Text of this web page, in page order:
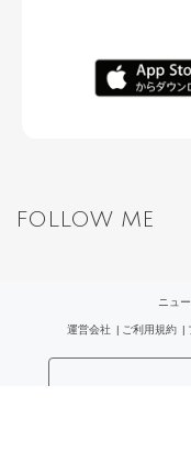
FOLLOW ME
ニュ
運営会社 ご利用規約